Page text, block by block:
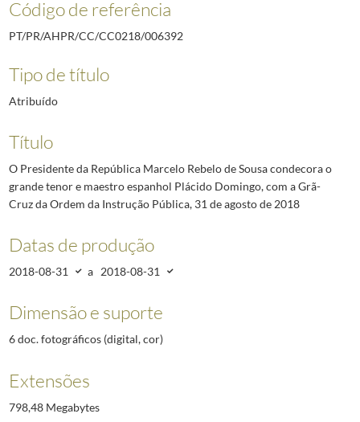
Código de referência
PT/PR/AHPR/CC/CC0218/006392
Tipo de título
Atribuído
Título
O Presidente da República Marcelo Rebelo de Sousa condecora o
grande tenor e maestro espanhol Plácido Domingo, com a Grã-
Cruz da Ordem da Instrução Pública, 31 de agosto de 2018
Datas de produção
2018-08-31 a 2018-08-31
Dimensão e suporte
6 doc. fotográficos (digital, cor)
Extensões
798,48 Megabytes